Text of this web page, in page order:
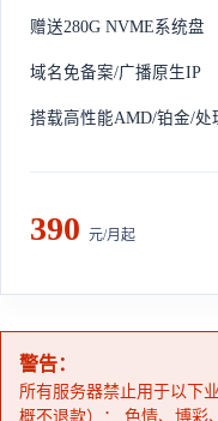
赠送280G NVME系统盘
域名免备案/广播原生IP
搭载高性能AMD/铂金/处
390 元/月起
警告：
所有服务器禁止用于以下
概不退款）： 色情、博彩